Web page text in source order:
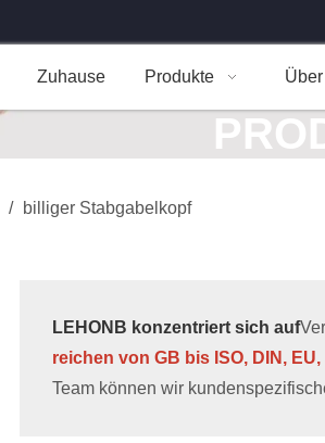
Zuhause Produkte Über
/ billiger Stabgabelkopf
LEHONB konzentriert sich auf
reichen von GB bis ISO, DIN,
Team können wir